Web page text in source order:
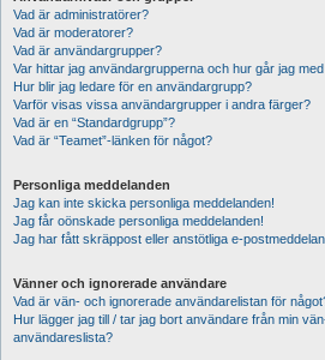
Vad är administratörer?
Vad är moderatorer?
Vad är användargrupper?
Var hittar jag användargrupperna och hur går jag
Hur blir jag ledare för en användargrupp?
Varför visas vissa användargrupper i andra färger?
Vad är en “Standardgrupp”?
Vad är “Teamet”-länken för något?
Personliga meddelanden
Jag kan inte skicka personliga meddelanden!
Jag får oönskade personliga meddelanden!
Jag har fått skräppost eller anstötliga e-
Vänner och ignorerade användare
Vad är vän- och ignorerade användarelistan för
Hur lägger jag till / tar jag bort användare från min
användareslista?